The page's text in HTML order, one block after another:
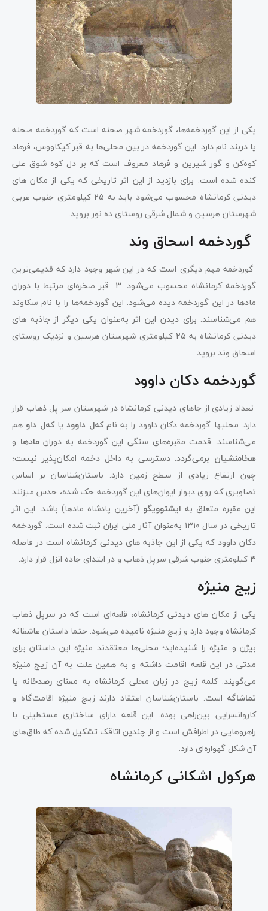
یکی از این گوردخمه‌ها، گوردخمه شهر صحنه است که گوردخمه صحنه
یا دربند نام دارد. این گوردخمه در بین محلی‌ها به قبر کیکاووس، فرهاد
کوه‌کن و گور شیرین و فرهاد معروف است که بر دل کوه شوق علی
کنده شده است. برای بازدید از این اثر تاریخی که یکی از مکان‌ های
دیدنی کرمانشاه محسوب می‌شود باید به 25 کیلومتری جنوب غربی
شهرستان هرسین و شمال شرقی روستای ده نور بروید.
گوردخمه اسحاق وند
گوردخمه‌ مهم دیگری است که در این شهر وجود دارد که قدیمی‌ترین
گوردخمه کرمانشاه محسوب می‌شود. 3 قبر صخره‌ای مرتبط با دوران
مادها در این گوردخمه دیده می‌شود. این گوردخمه‌ها را با نام سکاوند
هم می‌شناسند. برای دیدن این اثر به‌عنوان یکی دیگر از جاذبه‌ های
دیدنی کرمانشاه به ۲۵ کیلومتری شهرستان هرسین و نزدیک روستای
اسحاق وند بروید.
گوردخمه دکان داوود
تعداد زیادی از جاهای دیدنی کرمانشاه در شهرستان سر پل ذهاب قرار
دارد. محلی‎ها گوردخمه دکان داوود را به نام
که‌ل داوودیاکه‌ل داو هم
می‌شناسند. قدمت مقبره‌های سنگی این گوردخمه به دورانمادها و
هخامنشیان برمی‌گردد. دسترسی به داخل دخمه امکان‌پذیر نیست؛
چون ارتفاع زیادی از سطح زمین دارد. باستان‌شناسان بر اساس
تصاویری که روی دیوار ایوان‌های این گوردخمه حک شده، حدس می‎زنند
این مقبره متعلق به ایشتوویگو (آخرین پادشاه مادها) باشد. این اثر
تاریخی در سال ۱۳۱۰ به‌عنوان آثار ملی ایران ثبت شده است. گوردخمه
دکان داوود که یکی از این جاذبه‌ های دیدنی کرمانشاه است در فاصله
۳ کیلومتری جنوب شرقی سرپل ذهاب و در ابتدای جاده انزل قرار دارد.
زیج منیژه
یکی از مکان‌ های دیدنی کرمانشاه، قلعه‌ای است که در سرپل ذهاب
کرمانشاه وجود دارد و زیج منیژه نامیده می‌شود. حتما داستان عاشقانه
بیژن و منیژه را شنیده‌اید؛ محلی‌ها معتقدند منیژه این داستان برای
مدتی در این قلعه اقامت داشته و به همین علت به آن زیج منیژه
می‌گویند. کلمه زیج در زبان محلی کرمانشاه به معنای رصدخانه یا
تماشاگه است. باستان‌شناسان اعتقاد دارند زیج منیژه اقامت‌گاه و
کاروانسرایی بین‌راهی بوده. این قلعه‌ دارای ساختاری مستطیلی با
راهروهایی در اطرافش‌ است و از چندین اتاقک تشکیل شده که طاق‌های
آن شکل گهواره‌ای دارد.
هرکول اشکانی کرمانشاه